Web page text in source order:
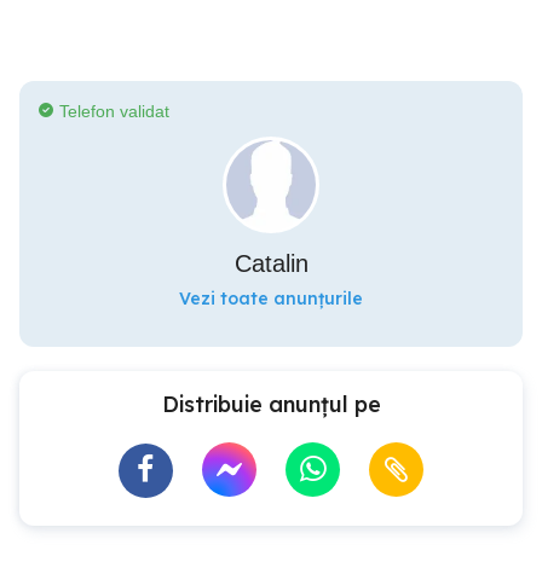
Telefon validat
Catalin
Vezi toate anunțurile
Distribuie anunțul pe